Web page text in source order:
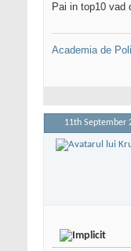
Pai in top10 vad
Academia de
11th September